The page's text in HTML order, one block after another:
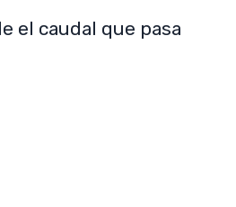
el caudal que pasa